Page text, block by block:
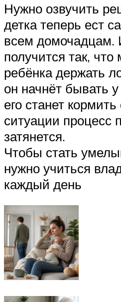
Нужно озвучить
детка теперь ест
всем домочадцам.
получится так, что
ребёнка держать
он начнёт бывать
его станет
ситуации процесс
затянется.
Чтобы стать
нужно учиться
каждый день